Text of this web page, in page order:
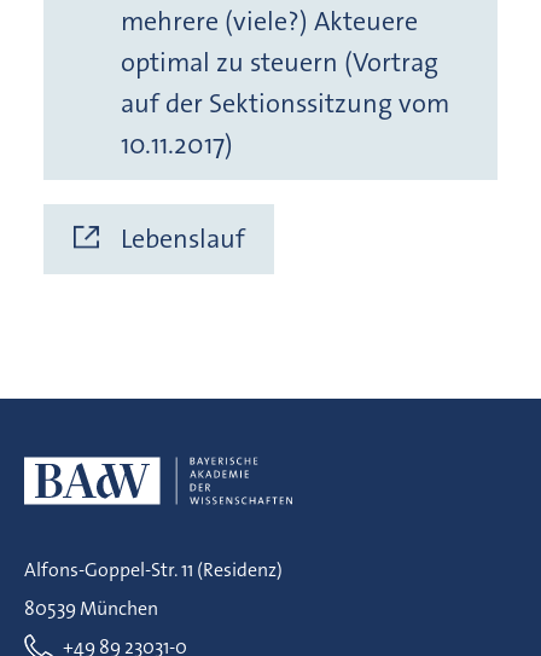
mehrere (viele?) Akteuere
optimal zu steuern (Vortrag
auf der Sektionssitzung vom
10.11.2017)
Lebenslauf
Alfons-Goppel-Str. 11 (Residenz)
80539 München
+49 89 23031-0